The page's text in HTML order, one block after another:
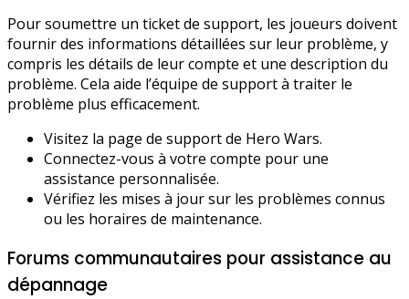
Pour soumettre un ticket de support, les joueurs doivent
fournir des informations détaillées sur leur problème, y
compris les détails de leur compte et une description du
problème. Cela aide l’équipe de support à traiter le
problème plus efficacement.
Visitez la page de support de Hero Wars.
Connectez-vous à votre compte pour une
assistance personnalisée.
Vérifiez les mises à jour sur les problèmes connus
ou les horaires de maintenance.
Forums communautaires pour assistance au
dépannage